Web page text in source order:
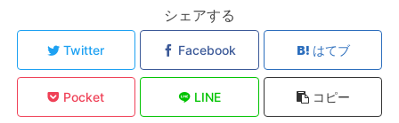
シェアする
Twitter Facebook はてブ
Pocket LINE コピー